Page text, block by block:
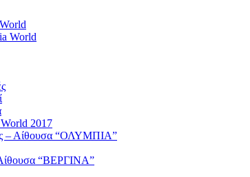
World
2017
– Αίθουσα “ΟΛΥΜΠΙΑ”
“ΒΕΡΓΙΝΑ”